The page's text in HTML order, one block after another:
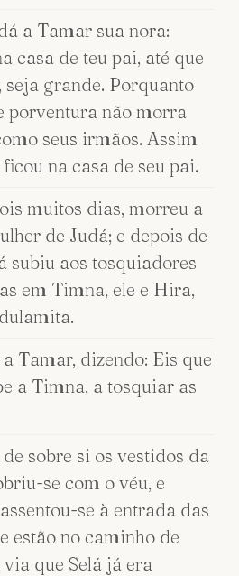
a Tamar sua nora:
casa de teu pai, até que
seja grande. Porquanto
porventura não morra
seus irmãos. Assim
na casa de seu pai.
muitos dias, morreu a
de Judá; e depois de
subiu aos tosquiadores
em Timna, ele e Hira,
Tamar, dizendo: Eis que
a Timna, a tosquiar as
sobre si os vestidos da
se com o véu, e
se à entrada das
estão no caminho de
que Selá já era